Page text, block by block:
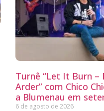
Turnê “Let It Burn –
Arder” com Chico
a Blumenau em
6 de agosto de 2026